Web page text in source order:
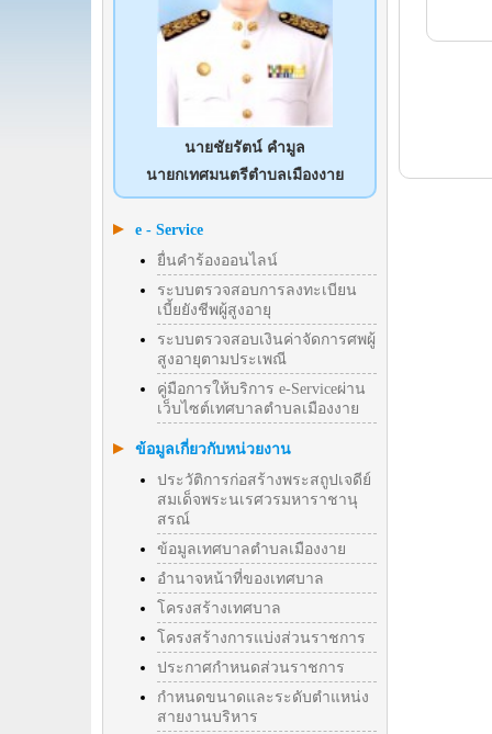
นายชัยรัตน์ คำมูล
นายกเทศมนตรีตำบลเมืองงาย
e - Service
ยื่นคำร้องออนไลน์
ระบบตรวจสอบการลงทะเบียน
เบี้ยยังชีพผู้สูงอายุ
ระบบตรวจสอบเงินค่าจัดการศพผู้
สูงอายุตามประเพณี
คู่มือการให้บริการ e-Serviceผ่าน
เว็บไซต์เทศบาลตำบลเมืองงาย
ข้อมูลเกี่ยวกับหน่วยงาน
ประวัติการก่อสร้างพระสถูปเจดีย์
สมเด็จพระนเรศวรมหาราชานุ
สรณ์
ข้อมูลเทศบาลตำบลเมืองงาย
อำนาจหน้าที่ของเทศบาล
โครงสร้างเทศบาล
โครงสร้างการแบ่งส่วนราชการ
ประกาศกำหนดส่วนราชการ
กำหนดขนาดและระดับตำแหน่ง
สายงานบริหาร